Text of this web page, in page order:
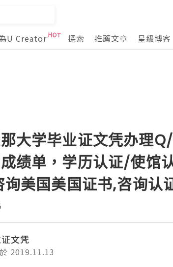
U Creator 探索 推薦文章 星級博客
大学毕业证文凭办理
绩单，学历认证/使馆
询美国美国证书,咨询认
文凭
2019.11.13